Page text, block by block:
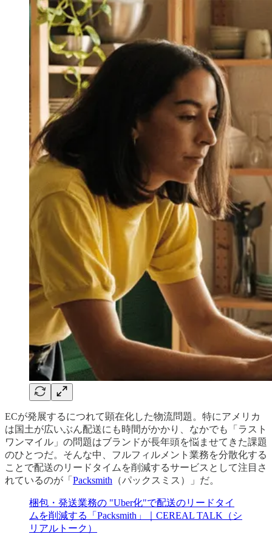
ECが発展するにつれて顕在化した物流問題。特にアメリカ
は国土が広いぶん配送にも時間がかかり、なかでも「ラスト
ワンマイル」の問題はブランドが長年頭を悩ませてきた課題
のひとつだ。そんな中、フルフィルメント業務を分散化する
ことで配送のリードタイムを削減するサービスとして注目さ
れているのが「 Packsmith （パックスミス）」だ。
梱包・発送業務の "Uber化"で配送のリードタイ
ムを削減する「Packsmith」｜CEREAL TALK（シ
リアルトーク）